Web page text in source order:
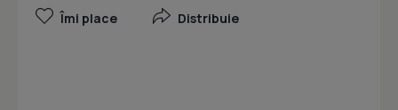
Îmi place Distribuie